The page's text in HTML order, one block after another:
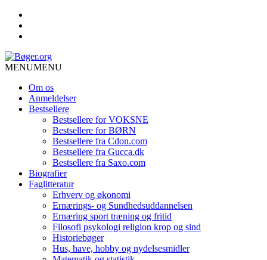
MENUMENU
Om os
Anmeldelser
Bestsellere
Bestsellere for VOKSNE
Bestsellere for BØRN
Bestsellere fra Cdon.com
Bestsellere fra Gucca.dk
Bestsellere fra Saxo.com
Biografier
Faglitteratur
Erhverv og økonomi
Ernærings- og Sundhedsuddannelsen
Ernæring sport træning og fritid
Filosofi psykologi religion krop og sind
Historiebøger
Hus, have, hobby og nydelsesmidler